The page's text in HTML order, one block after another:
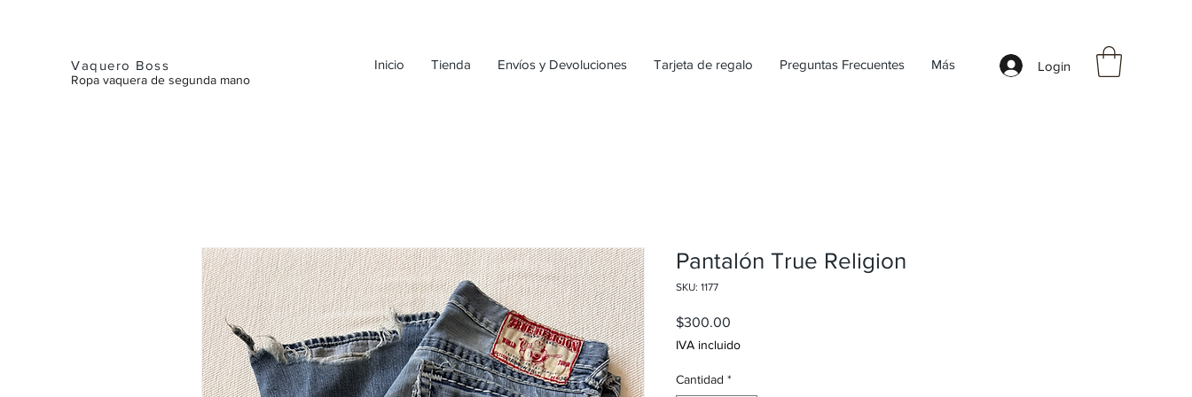
Vaquero Boss
Ropa vaquera de segunda mano
Inicio Tienda Envíos y Devoluciones Tarjeta de regalo Preguntas Frecuentes Más Login
Pantalón True Religion
SKU: 1177
$300.00
IVA incluido
Cantidad *